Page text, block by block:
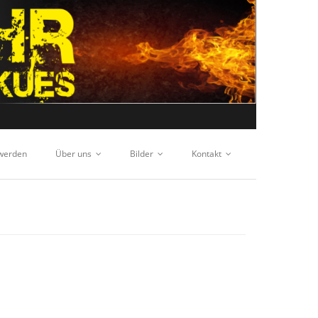
Über uns Bilder Kontakt